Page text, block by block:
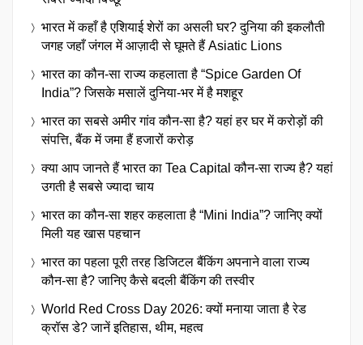
भारत में कहाँ है एशियाई शेरों का असली घर? दुनिया की इकलौती
जगह जहाँ जंगल में आज़ादी से घूमते हैं Asiatic Lions
भारत का कौन-सा राज्य कहलाता है “Spice Garden Of
India”? जिसके मसालें दुनिया-भर में है मशहूर
भारत का सबसे अमीर गांव कौन-सा है? यहां हर घर में करोड़ों की
संपत्ति, बैंक में जमा हैं हजारों करोड़
क्या आप जानते हैं भारत का Tea Capital कौन-सा राज्य है? यहां
उगती है सबसे ज्यादा चाय
भारत का कौन-सा शहर कहलाता है “Mini India”? जानिए क्यों
मिली यह खास पहचान
भारत का पहला पूरी तरह डिजिटल बैंकिंग अपनाने वाला राज्य
कौन-सा है? जानिए कैसे बदली बैंकिंग की तस्वीर
World Red Cross Day 2026: क्यों मनाया जाता है रेड
क्रॉस डे? जानें इतिहास, थीम, महत्व